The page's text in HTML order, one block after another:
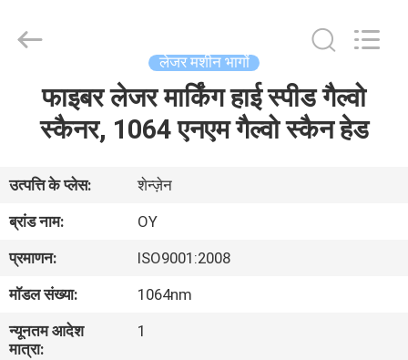
वीआर
शो
हमारे
बारे
Technology
लेजर मशीन भागों
फाइबर लेजर मार्किंग हाई स्पीड गैल्वो
स्कैनर, 1064 एनएम गैल्वो स्कैन हेड
उत्पत्ति के प्लेस:
शेन्ज़ेन
ब्रांड नाम:
OY
प्रमाणन:
ISO9001:2008
मॉडल संख्या:
1064nm
न्यूनतम आदेश
मात्रा:
1